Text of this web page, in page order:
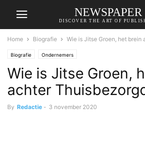
NEWSPAPER
DISCOVER THE ART OF
Home Biografie Wie is Jitse Groen, het brein
Biografie Ondernemers
Wie is Jitse Groen,
achter
By Redactie - 3 november 2020